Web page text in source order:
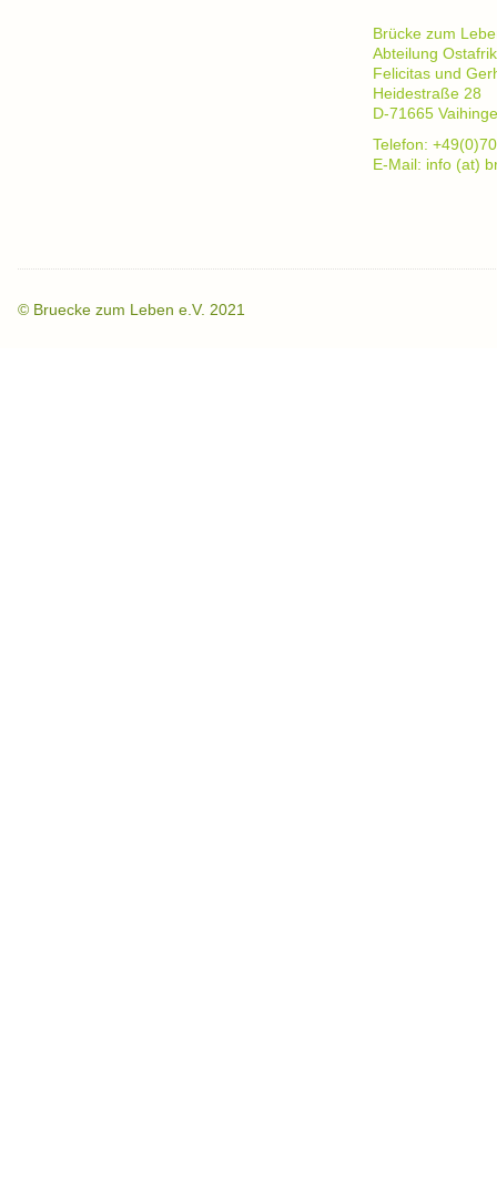
Brücke zum
Abteilung
Felicitas und
Heidestraße 28
D-71665
Telefon:
E-Mail: info (at)
© Bruecke zum Leben e.V. 2021